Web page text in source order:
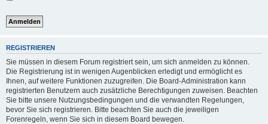
REGISTRIEREN
Sie müssen in diesem Forum registriert sein, um sich anmelden zu können.
Die Registrierung ist in wenigen Augenblicken erledigt und ermöglicht es
Ihnen, auf weitere Funktionen zuzugreifen. Die Board-Administration kann
registrierten Benutzern auch zusätzliche Berechtigungen zuweisen. Beachten
Sie bitte unsere Nutzungsbedingungen und die verwandten Regelungen,
bevor Sie sich registrieren. Bitte beachten Sie auch die jeweiligen
Forenregeln, wenn Sie sich in diesem Board bewegen.